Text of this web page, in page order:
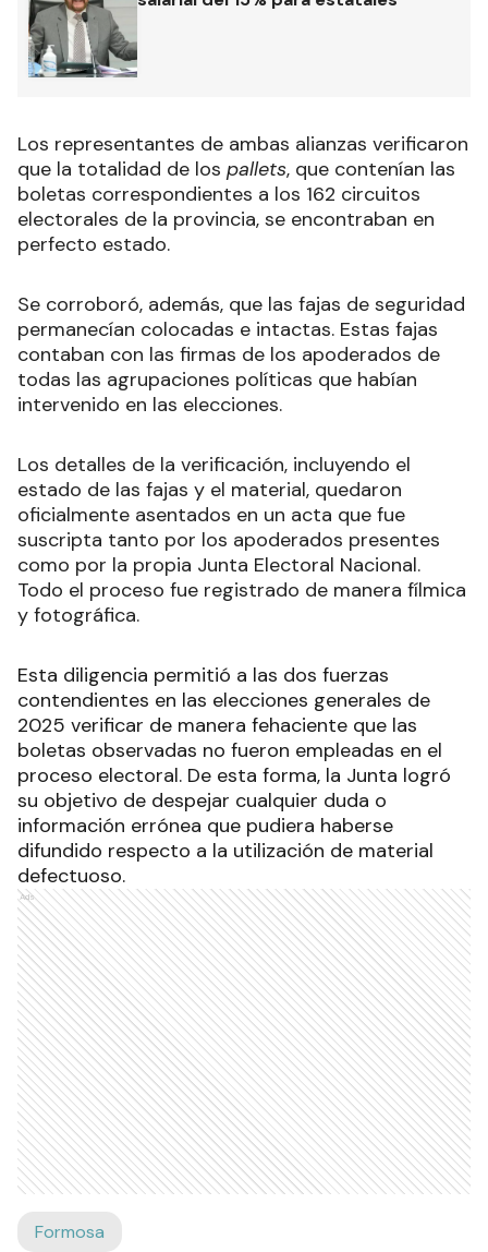
Los representantes de ambas alianzas verificaron
que la totalidad de los pallets, que contenían las
boletas correspondientes a los 162 circuitos
electorales de la provincia, se encontraban en
perfecto estado.
Se corroboró, además, que las fajas de seguridad
permanecían colocadas e intactas. Estas fajas
contaban con las firmas de los apoderados de
todas las agrupaciones políticas que habían
intervenido en las elecciones.
Los detalles de la verificación, incluyendo el
estado de las fajas y el material, quedaron
oficialmente asentados en un acta que fue
suscripta tanto por los apoderados presentes
como por la propia Junta Electoral Nacional.
Todo el proceso fue registrado de manera fílmica
y fotográfica.
Esta diligencia permitió a las dos fuerzas
contendientes en las elecciones generales de
2025 verificar de manera fehaciente que las
boletas observadas no fueron empleadas en el
proceso electoral. De esta forma, la Junta logró
su objetivo de despejar cualquier duda o
información errónea que pudiera haberse
difundido respecto a la utilización de material
defectuoso.
Ads
Formosa